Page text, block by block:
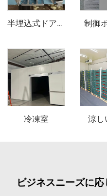
半埋込式ドアヒンジとドアオープナー 制御
冷凍室 涼し
ビジネスニーズに